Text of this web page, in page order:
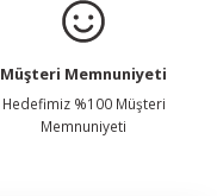
Müşteri Memnuniyeti
Hedefimiz %100 Müşteri
Memnuniyeti